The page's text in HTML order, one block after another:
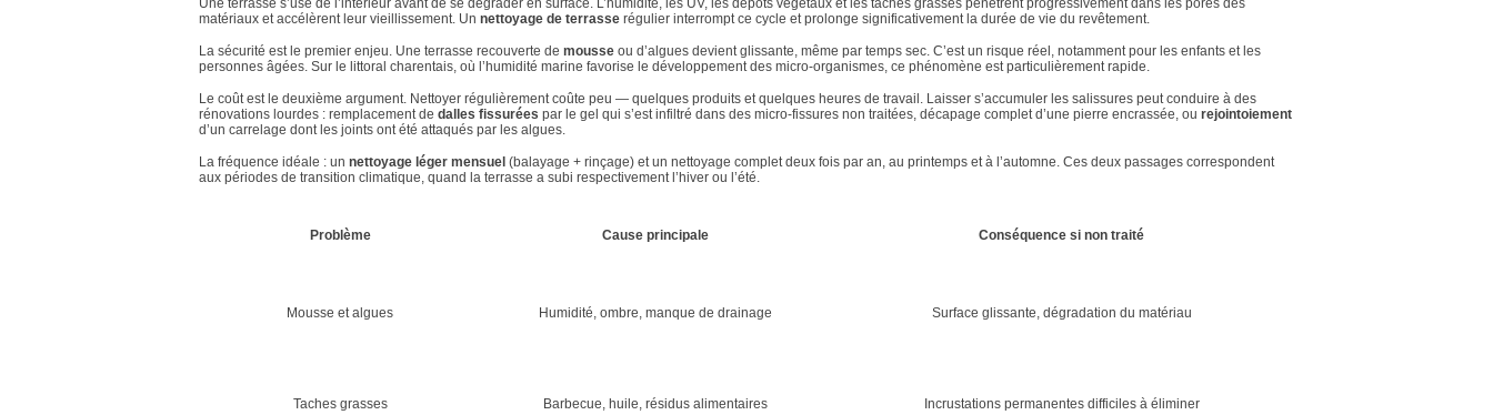
Une terrasse s’use de l’intérieur avant de se dégrader en surface. L’humidité, les UV, les dépôts végétaux et les taches grasses pénètrent progressivement dans les pores des
matériaux et accélèrent leur vieillissement. Un nettoyage de terrasserégulier interrompt ce cycle et prolonge significativement la durée de vie du revêtement.
La sécurité est le premier enjeu. Une terrasse recouverte de mousseou d’algues devient glissante, même par temps sec. C’est un risque réel, notamment pour les enfants et les
personnes âgées. Sur le littoral charentais, où l’humidité marine favorise le développement des micro-organismes, ce phénomène est particulièrement rapide.
Le coût est le deuxième argument. Nettoyer régulièrement coûte peu — quelques produits et quelques heures de travail. Laisser s’accumuler les salissures peut conduire à des
rénovations lourdes : remplacement de dalles fissurées par le gel qui s’est infiltré dans des micro-fissures non traitées, décapage complet d’une pierre encrassée, ou rejointoiement
d’un carrelage dont les joints ont été attaqués par les algues.
La fréquence idéale : un nettoyage léger mensuel (balayage + rinçage) et un nettoyage complet deux fois par an, au printemps et à l’automne. Ces deux passages correspondent
aux périodes de transition climatique, quand la terrasse a subi respectivement l’hiver ou l’été.
Problème Cause principale Conséquence si non traité
Mousse et algues Humidité, ombre, manque de drainage Surface glissante, dégradation du matériau
Taches grasses Barbecue, huile, résidus alimentaires Incrustations permanentes difficiles à éliminer